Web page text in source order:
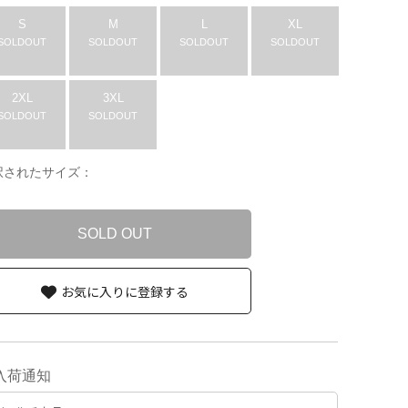
S M
SOLDOUT
L
SOLDOUT
XL
SOLDOUT
2XL 3XL
SOLDOUT
れたサイズ：
SOLD OUT
荷通知
お気に入りに登録する